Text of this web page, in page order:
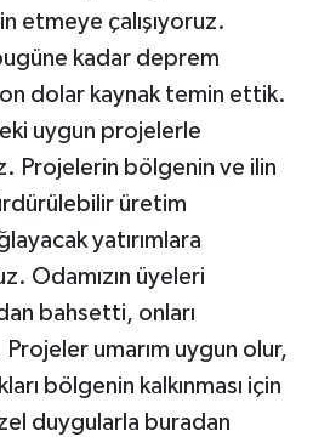
etmeye çalışıyoruz.
kadar deprem
dolar kaynak temin ettik.
uygun projelerle
Projelerin bölgenin ve ilin
üretim
yatırımlara
Odamızın üyeleri
bahsetti, onları
umarım uygun olur,
bölgenin kalkınması için
duygularla buradan